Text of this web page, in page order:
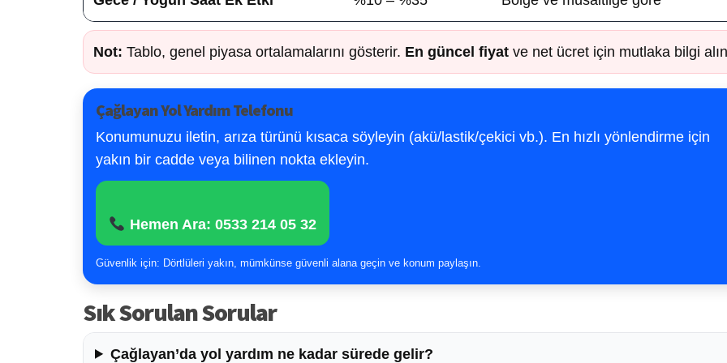
Not: Tablo, genel piyasa ortalamalarını gösterir. En güncel fiyat ve net ücret için mutlaka bilgi
Çağlayan Yol Yardım Telefonu
Konumunuzu iletin, arıza türünü kısaca söyleyin (akü/lastik/çekici vb.). En hızlı yönlendirme için
yakın bir cadde veya bilinen nokta ekleyin.
Hemen Ara: 0533 214 05 32
Güvenlik için: Dörtlüleri yakın, mümkünse güvenli alana geçin ve konum paylaşın.
Sık Sorulan Sorular
Çağlayan’da yol yardım ne kadar sürede gelir?